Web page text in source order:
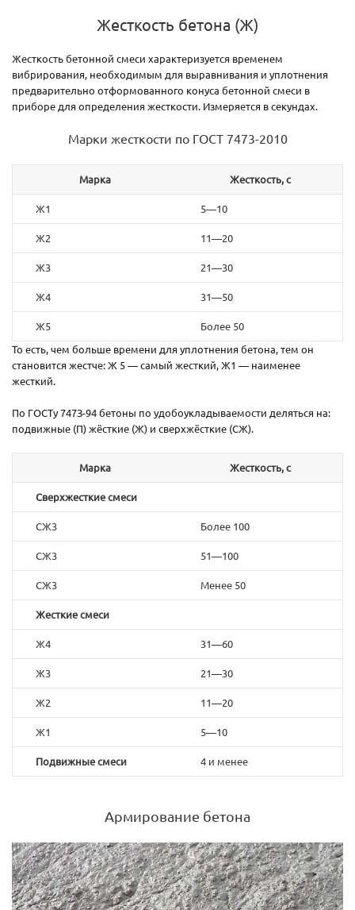
Жесткость бетона (Ж)
Жесткость бетонной смеси характеризуется временем
вибрирования, необходимым для выравнивания и уплотнения
предварительно отформованного конуса бетонной смеси в
приборе для определения жесткости. Измеряется в секундах.
Марки жесткости по ГОСТ 7473-2010
Марка Жесткость, с
Ж1 5—10
Ж2 11—20
Ж3 21—30
Ж4 31—50
Ж5
Более 50
То есть, чем больше времени для уплотнения бетона, тем он
становится жестче: Ж 5 — самый жесткий, Ж1 — наименее
жесткий.
По ГОСТу 747З-94 бетоны по удобоукладываемости деляться на:
подвижные (П) жёсткие (Ж) и сверхжёсткие (СЖ).
Марка Жесткость, с
Сверхжесткие смеси
СЖ3 Более 100
СЖ3 51—100
СЖ3 Менее 50
Жесткие смеси
Ж4 31—60
Ж3 21—30
Ж2 11—20
Ж1 5—10
Подвижные смеси 4 и менее
Армирование бетона